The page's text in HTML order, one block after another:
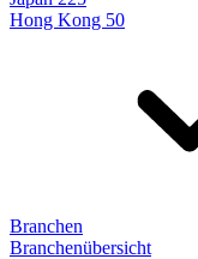
Hong Kong 50
Branchen
Branchenübersicht